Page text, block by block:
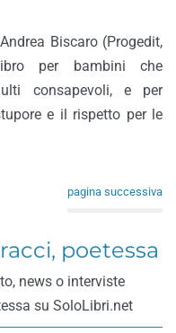
Biscaro (Progedit,
per bambini che
consapevoli, e per
e il rispetto per le
pagina successiva
poetessa
news o interviste
su SoloLibri.net